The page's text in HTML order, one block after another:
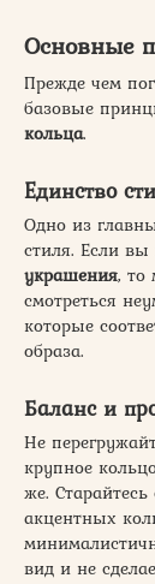
Основные
Прежде чем
базовые
кольца.
Единство
Одно из
стиля. Если вы
украшения, то
смотреться
которые
образа.
Баланс и
Не
крупное
же.
акцентных
вид и не